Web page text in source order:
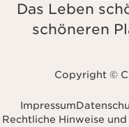
Das Leben
schöneren
Copyright ©
Impressum
Rechtliche Hinweise